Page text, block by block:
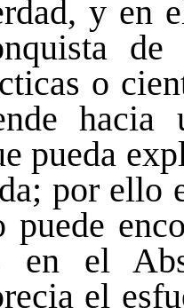
y en
de
o
hacia
pueda
por ello
puede
en el
el